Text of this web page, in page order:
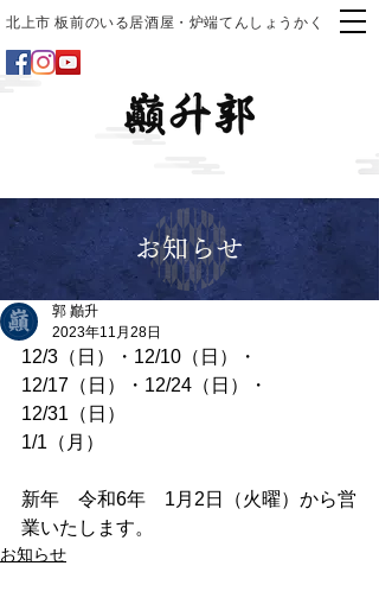
北上市 板前のいる居酒屋・炉端てんしょうかく
お知らせ
郭 巓升
2023年11月28日
12/3（日）・12/10（日）・
12/17（日）・12/24（日）・
12/31（日）
1/1（月）
新年　令和6年　1月2日（火曜）から営
業いたします。
お知らせ